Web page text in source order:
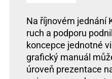
Na říjnovém jednání
ruch a podporu
koncepce jednotné
grafický manuál
úroveň prezentace